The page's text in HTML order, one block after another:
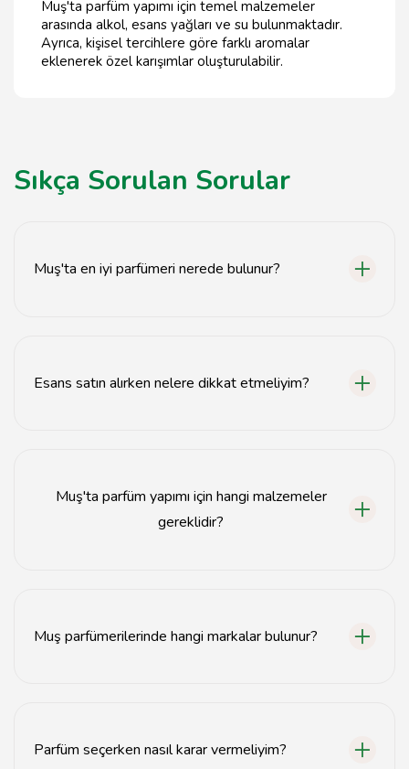
Muş'ta parfüm yapımı için temel malzemeler
arasında alkol, esans yağları ve su bulunmaktadır.
Ayrıca, kişisel tercihlere göre farklı aromalar
eklenerek özel karışımlar oluşturulabilir.
Sıkça Sorulan Sorular
Muş'ta en iyi parfümeri nerede bulunur?
Esans satın alırken nelere dikkat etmeliyim?
Muş'ta parfüm yapımı için hangi malzemeler
gereklidir?
Muş parfümerilerinde hangi markalar bulunur?
Parfüm seçerken nasıl karar vermeliyim?